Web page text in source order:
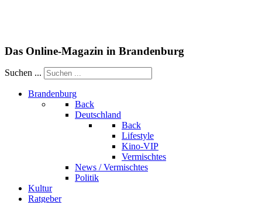
Das Online-Magazin in Brandenburg
Suchen ...
Brandenburg
Back
Deutschland
Back
Lifestyle
Kino-VIP
Vermischtes
News / Vermischtes
Politik
Kultur
Ratgeber